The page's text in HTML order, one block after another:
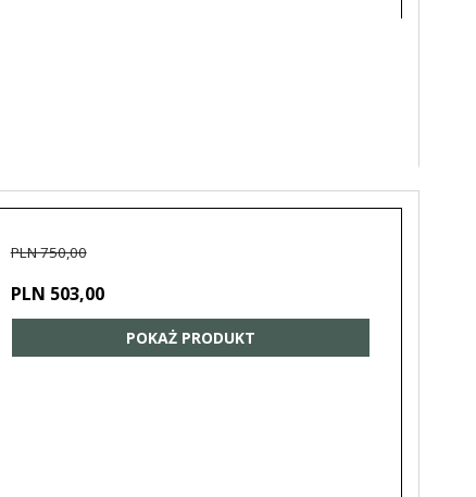
PLN 750,00
PLN 503,00
POKAŻ PRODUKT